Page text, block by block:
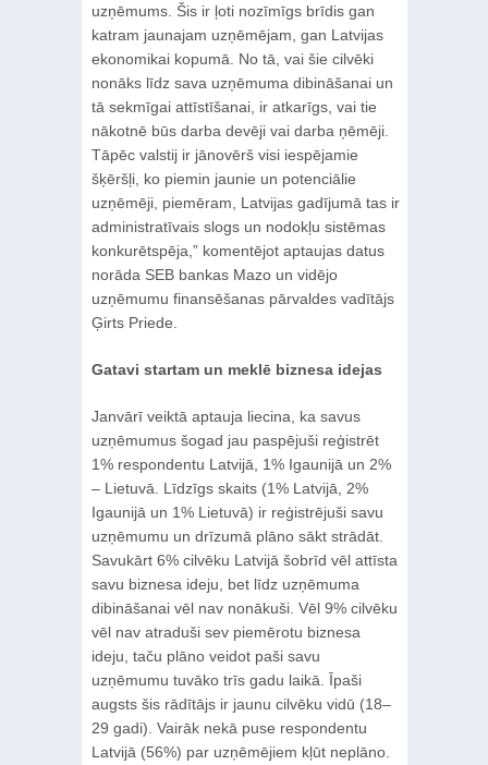
uzņēmums. Šis ir ļoti nozīmīgs brīdis gan
katram jaunajam uzņēmējam, gan Latvijas
ekonomikai kopumā. No tā, vai šie cilvēki
nonāks līdz sava uzņēmuma dibināšanai un
tā sekmīgai attīstīšanai, ir atkarīgs, vai tie
nākotnē būs darba devēji vai darba ņēmēji.
Tāpēc valstij ir jānovērš visi iespējamie
šķēršļi, ko piemin jaunie un potenciālie
uzņēmēji, piemēram, Latvijas gadījumā tas ir
administratīvais slogs un nodokļu sistēmas
konkurētspēja,” komentējot aptaujas datus
norāda SEB bankas Mazo un vidējo
uzņēmumu finansēšanas pārvaldes vadītājs
Ģirts Priede.
Gatavi startam un meklē biznesa idejas
Janvārī veiktā aptauja liecina, ka savus
uzņēmumus šogad jau paspējuši reģistrēt
1% respondentu Latvijā, 1% Igaunijā un 2%
– Lietuvā. Līdzīgs skaits (1% Latvijā, 2%
Igaunijā un 1% Lietuvā) ir reģistrējuši savu
uzņēmumu un drīzumā plāno sākt strādāt.
Savukārt 6% cilvēku Latvijā šobrīd vēl attīsta
savu biznesa ideju, bet līdz uzņēmuma
dibināšanai vēl nav nonākuši. Vēl 9% cilvēku
vēl nav atraduši sev piemērotu biznesa
ideju, taču plāno veidot paši savu
uzņēmumu tuvāko trīs gadu laikā. Īpaši
augsts šis rādītājs ir jaunu cilvēku vidū (18–
29 gadi). Vairāk nekā puse respondentu
Latvijā (56%) par uzņēmējiem kļūt neplāno.